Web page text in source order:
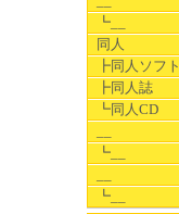
┗__
同人
┣同人ソフト
┣同人誌
┗同人CD
┗__
┗__